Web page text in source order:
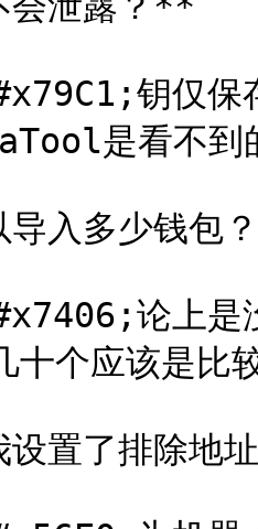
钥仅保
是看不到
入多少钱包
论上是没
十个应该是比
置了排除地